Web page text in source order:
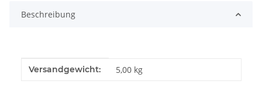
Beschreibung
Produkteigenschaft
Wert
Versandgewicht: 5,00 kg